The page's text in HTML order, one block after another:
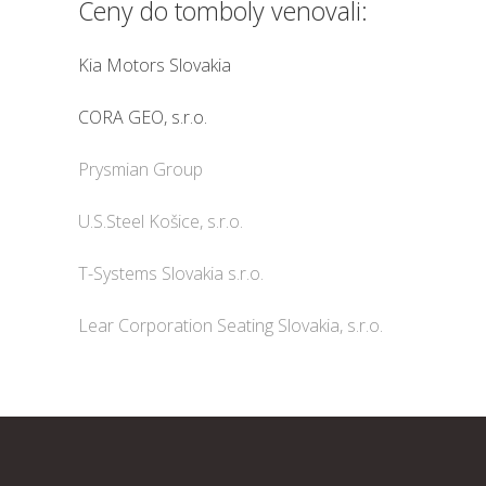
Ceny do tomboly venovali:
Kia Motors Slovakia
CORA GEO, s.r.o.
Prysmian Group
U.S.Steel Košice, s.r.o.
T-Systems Slovakia s.r.o.
Lear Corporation Seating Slovakia, s.r.o.